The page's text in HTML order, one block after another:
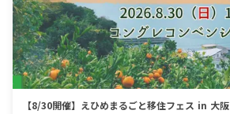
【8/30開催】えひめまるごと移住フェス in 大阪